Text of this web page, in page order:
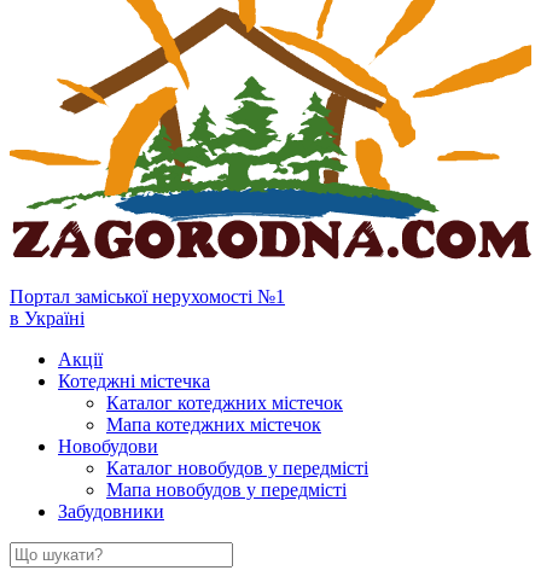
Портал заміської нерухомості №1
в Україні
Акції
Котеджні містечка
Каталог котеджних містечок
Мапа котеджних містечок
Новобудови
Каталог новобудов у передмісті
Мапа новобудов у передмісті
Забудовники